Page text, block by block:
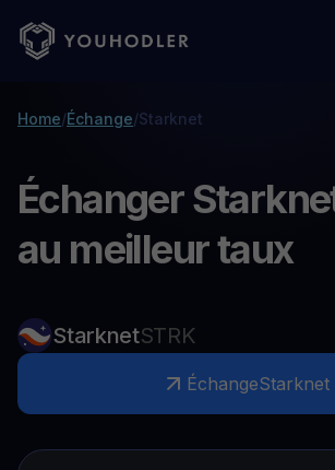
Home/Échange/Starknet
Échanger
au meilleur taux
StarknetSTRK
ÉchangeStarknet